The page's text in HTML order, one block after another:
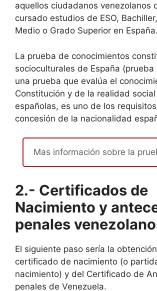
aquellos ciudadanos venezolanos
cursado estudios de ESO,
Medio o Grado Superior en España.
La prueba de conocimientos
socioculturales de España (prueba
una prueba que evalúa el
Constitución y de la realidad
españolas, es uno de los
concesión de la nacionalidad
Mas información sobre la
2.- Certificados de
Nacimiento y
penales
El siguiente paso sería la
certificado de nacimiento (o
nacimiento) y del Certificado de
penales de Venezuela.